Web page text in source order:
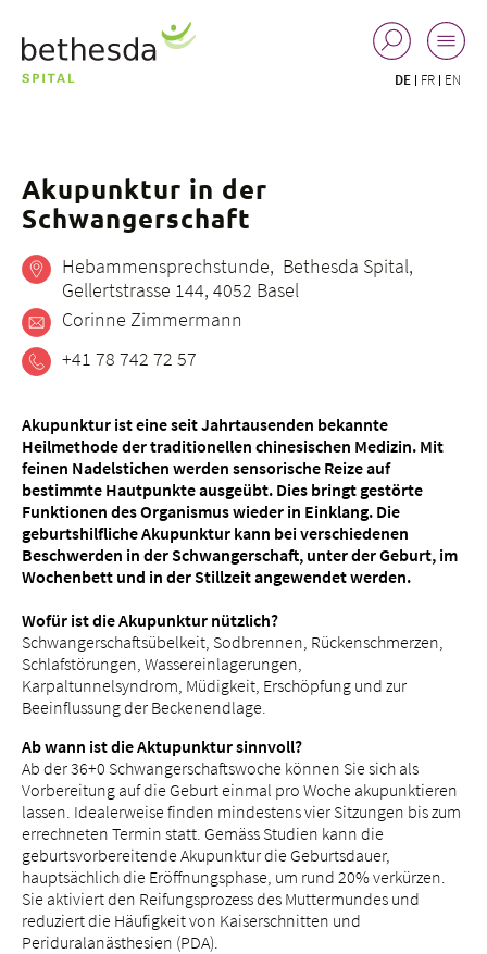
DE FR EN
Über uns
Blog
Zuweisende
Jobs & Karriere
Fachbereiche
Personen
Veranstaltungen & Kurse
Notaufnahme
Akupunktur in der
Schwangerschaft
Hebammensprechstunde, Bethesda Spital,
Gellertstrasse 144, 4052 Basel
Corinne Zimmermann
+41 78 742 72 57
Akupunktur ist eine seit Jahrtausenden bekannte
Heilmethode der traditionellen chinesischen Medizin. Mit
feinen Nadelstichen werden sensorische Reize auf
bestimmte Hautpunkte ausgeübt. Dies bringt gestörte
Funktionen des Organismus wieder in Einklang. Die
geburtshilfliche Akupunktur kann bei verschiedenen
Beschwerden in der Schwangerschaft, unter der Geburt, im
Wochenbett und in der Stillzeit angewendet werden.
Wofür ist die Akupunktur nützlich?
Schwangerschaftsübelkeit, Sodbrennen, Rückenschmerzen,
Schlafstörungen, Wassereinlagerungen,
Karpaltunnelsyndrom, Müdigkeit, Erschöpfung und zur
Beeinflussung der Beckenendlage.
Ab wann ist die Aktupunktur sinnvoll?
Ab der 36+0 Schwangerschaftswoche können Sie sich als
Vorbereitung auf die Geburt einmal pro Woche akupunktieren
lassen. Idealerweise finden mindestens vier Sitzungen bis zum
errechneten Termin statt. Gemäss Studien kann die
geburtsvorbereitende Akupunktur die Geburtsdauer,
hauptsächlich die Eröffnungsphase, um rund 20% verkürzen.
Sie aktiviert den Reifungsprozess des Muttermundes und
reduziert die Häufigkeit von Kaiserschnitten und
Periduralanästhesien (PDA).